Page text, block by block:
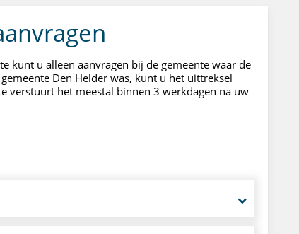
kunt u alleen aanvragen bij de gemeente waar de
Den Helder was, kunt u het uittreksel
verstuurt het meestal binnen 3 werkdagen na uw